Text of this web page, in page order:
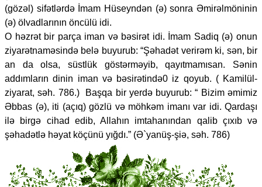
(gözəl) sifətlərdə İmam Hüseyndən (ə) sonra Əmirəlmöninin
(ə) ölvadlarının öncülü idi.
O həzrət bir parça iman və bəsirət idi. İmam Sadiq (ə) onun
ziyarətnaməsində belə buyurub: “Şəhadət verirəm ki, sən, bir
an da olsa, süstlük göstərməyib, qayıtmamısan. Sənin
addımların dinin iman və bəsirətində0 iz qoyub. ( Kamilül-
ziyarat, səh. 786.) Başqa bir yerdə buyurub: “ Bizim əmimiz
Əbbas (ə), iti (açıq) gözlü və möhkəm imanı var idi. Qardaşı
ilə birgə cihad edib, Allahın imtahanından qalib çıxıb və
şəhadətlə həyat köçünü yığdı.” (Ə`yanüş-şiə, səh. 786)